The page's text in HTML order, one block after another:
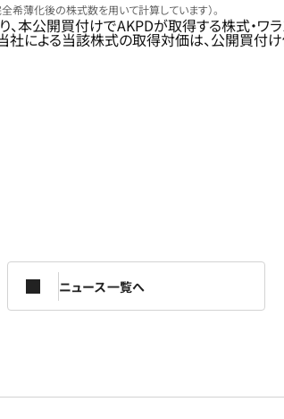
希薄化後の株式数を用いて計算しています）。
本公開買付けでAKPDが取得する株式・ワ
による当該株式の取得対価は、公開買付け
ニュース一覧へ